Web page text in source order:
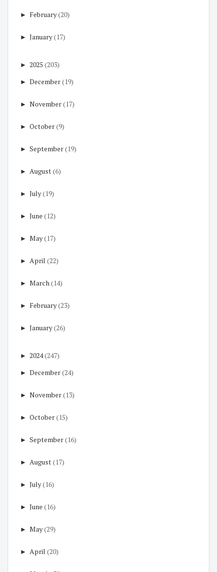
► February(20)
► January(17)
► 2025 (203)
► December(19)
► November(17)
► October(9)
► September(19)
► August(6)
► July(19)
► June (12)
► May(17)
► April (22)
► March(14)
► February(23)
► January(26)
► 2024(247)
► December(24)
► November(13)
► October(15)
► September(16)
► August(17)
► July(16)
► June (16)
► May(29)
► April (20)